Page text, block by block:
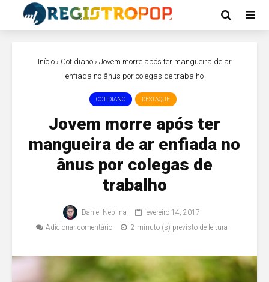
Início› Cotidiano› Jovem morre após ter mangueira de ar
enfiada no ânus por colegas de trabalho
COTIDIANO DESTAQUE
Jovem morre após ter
mangueira de ar enfiada no
ânus por colegas de
trabalho
Daniel Neblina
fevereiro 14, 2017
Adicionar comentário
2 minuto (s) previsto de leitura